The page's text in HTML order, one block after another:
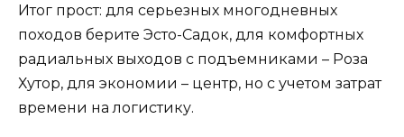
Итог прост: для серьезных многодневных
походов берите Эсто-Садок, для комфортных
радиальных выходов с подъемниками – Роза
Хутор, для экономии – центр, но с учетом затрат
времени на логистику.